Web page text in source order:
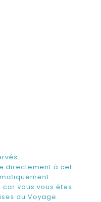
directement à cet
vous vous êtes
du Voyage.